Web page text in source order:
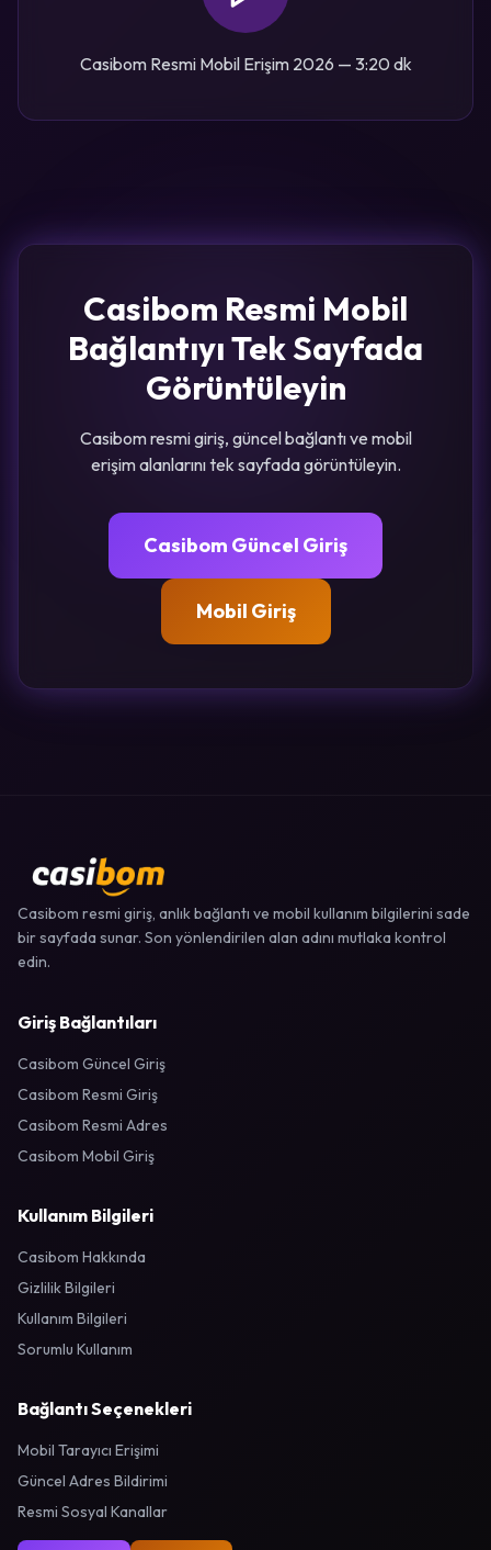
Casibom Resmi Mobil Erişim 2026 — 3:20 dk
Casibom Resmi Mobil
Bağlantıyı Tek Sayfada
Görüntüleyin
Casibom resmi giriş, güncel bağlantı ve mobil
erişim alanlarını tek sayfada görüntüleyin.
Casibom Güncel Giriş
Mobil Giriş
Casibom resmi giriş, anlık bağlantı ve mobil kullanım bilgilerini sade
bir sayfada sunar. Son yönlendirilen alan adını mutlaka kontrol
edin.
Giriş Bağlantıları
Casibom Güncel Giriş
Casibom Resmi Giriş
Casibom Resmi Adres
Casibom Mobil Giriş
Kullanım Bilgileri
Casibom Hakkında
Gizlilik Bilgileri
Kullanım Bilgileri
Sorumlu Kullanım
Bağlantı Seçenekleri
Mobil Tarayıcı Erişimi
Güncel Adres Bildirimi
Resmi Sosyal Kanallar